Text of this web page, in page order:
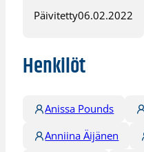
Päivitetty06.02.2022
Henkilöt
Anissa Pounds
Anniina Äijänen